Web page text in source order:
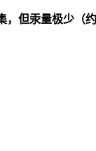
但汞量极少（